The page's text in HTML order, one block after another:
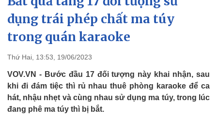
Đảng
Tổ chức nhân sự
Quốc hội
Nhận diện sự thật
Tin 24h
Dự báo thời tiết
Giáo dục
dụng trái phép chất ma túy
trong quán karaoke
Thứ Hai, 13:53, 19/06/2023
VOV.VN - Bước đầu 17 đối tượng này khai nhận, sau
khi đi đám tiệc thì rủ nhau thuê phòng karaoke để ca
hát, nhậu nhẹt và cùng nhau sử dụng ma túy, trong lúc
đang phê ma túy thì bị bắt.